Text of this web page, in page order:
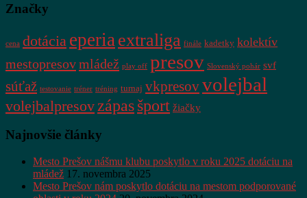
Značky
cena dotácia eperia extraliga finále kadetky kolektív
mestopresovmládež play off presov Slovenský pohár svf
súťaž testovanie tréner tréning turnaj vkpresovvolejbal
volejbalpresov zápasšport žiačky
Najnovšie články
Mesto Prešov nášmu klubu poskytlo v roku 2025 dotáciu na
mládež 17. novembra 2025
Mesto Prešov nám poskytlo dotáciu na mestom podporované